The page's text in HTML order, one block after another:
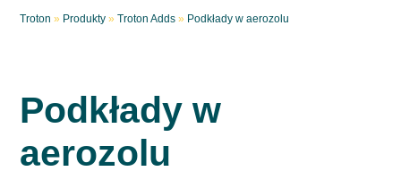
Troton » Produkty »Troton Adds » Podkłady w aerozolu
Podkłady w
aerozolu